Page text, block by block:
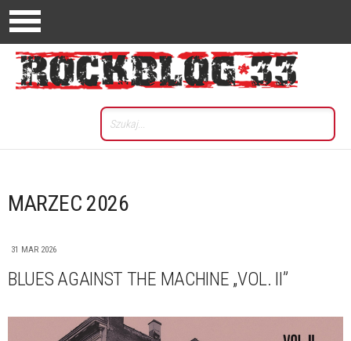
MARZEC 2026
31 MAR 2026
BLUES AGAINST THE MACHINE „VOL. II”